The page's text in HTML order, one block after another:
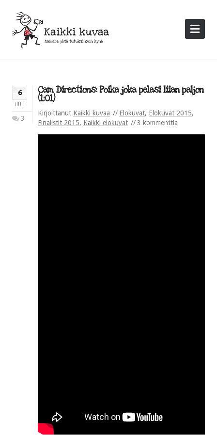
6
HUH
3
Cam Directions: Poika joka pelasi liian paljon
(1:01)
Kirjoittanut Kaikki kuvaa Elokuvat, Elokuvat 2015,
Finalistit 2015, Kaikki elokuvat 3 kommenttia